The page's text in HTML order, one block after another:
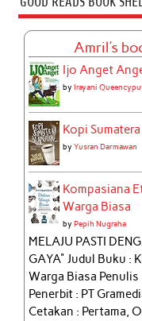
Amril's
Ijo Anget
byIrayani
Kopi
byYusran Darmawan
Kompasiana
Warga Biasa
byPepih Nugraha
MELAJU PASTI
GAYA" Judul Buku :
Warga Biasa Penulis
Penerbit : PT
Cetakan : Pertama,